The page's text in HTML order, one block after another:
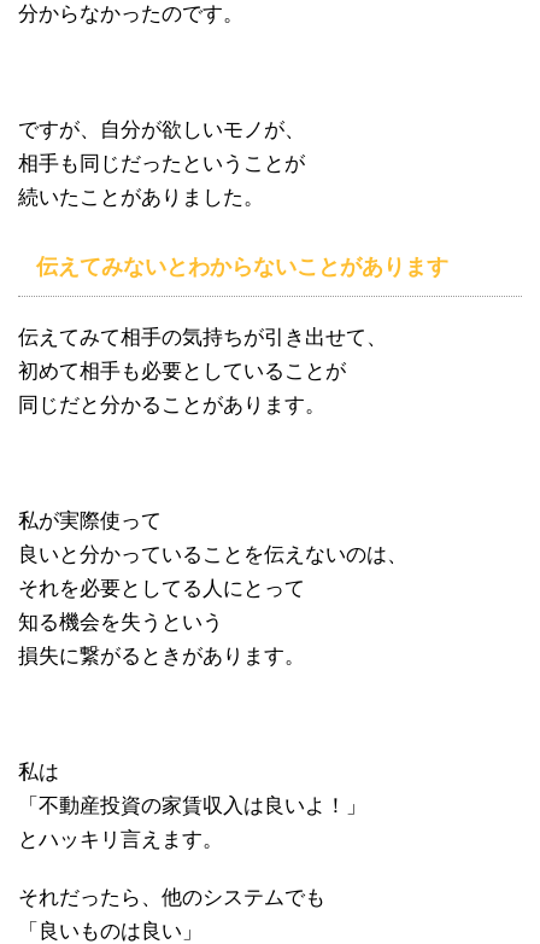
分からなかったのです。
ですが、自分が欲しいモノが、
相手も同じだったということが
続いたことがありました。
伝えてみないとわからないことがあります
伝えてみて相手の気持ちが引き出せて、
初めて相手も必要としていることが
同じだと分かることがあります。
私が実際使って
良いと分かっていることを伝えないのは、
それを必要としてる人にとって
知る機会を失うという
損失に繋がるときがあります。
私は
「不動産投資の家賃収入は良いよ！」
とハッキリ言えます。
それだったら、他のシステムでも
「良いものは良い」